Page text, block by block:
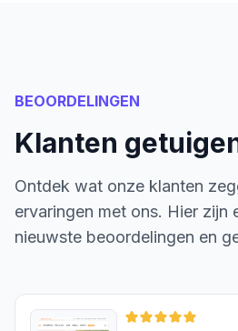
BEOORDELINGEN
Klanten
Ontdek wat onze klanten
ervaringen met ons. Hier zijn
nieuwste beoordelingen en